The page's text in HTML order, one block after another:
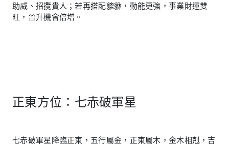
助威、招攬貴人；若再搭配貔貅，動能更強，事業財運雙
旺，晉升機會倍增。
正東方位：七赤破軍星
七赤破軍星降臨正東，五行屬金，正東屬木，金木相剋，吉